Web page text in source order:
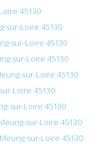
45130
sur-Loire 45130
sur-Loire 45130
sur-Loire 45130
sur-Loire 45130
Loire 45130
sur-Loire 45130
sur-Loire 45130
sur-Loire 45130